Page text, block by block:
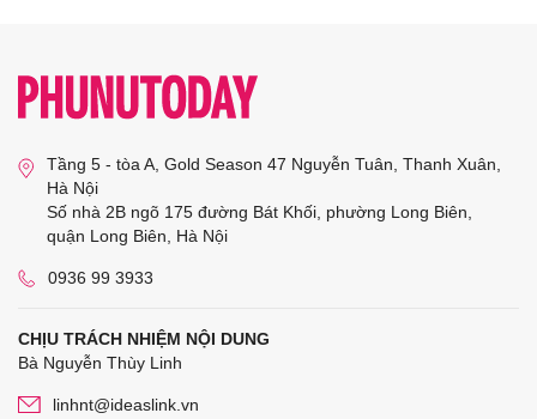
Tầng 5 - tòa A, Gold Season 47 Nguyễn Tuân, Thanh Xuân,
Hà Nội
Số nhà 2B ngõ 175 đường Bát Khối, phường Long Biên,
quận Long Biên, Hà Nội
0936 99 3933
CHỊU TRÁCH NHIỆM NỘI DUNG
Bà Nguyễn Thùy Linh
linhnt@ideaslink.vn